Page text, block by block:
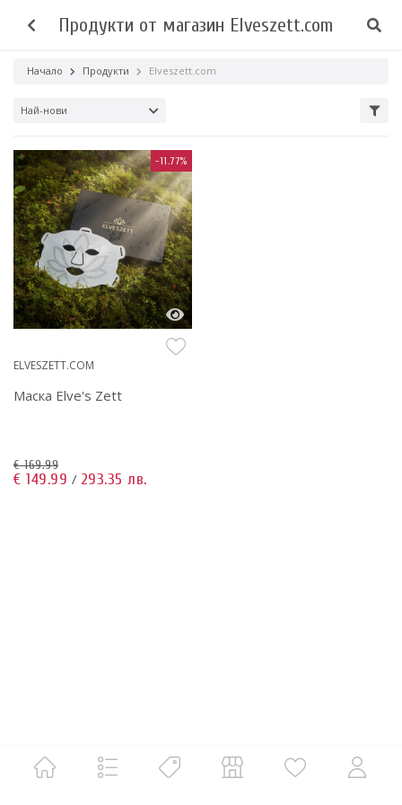
Начало Продукти Elveszett.com
Продукти от магазин Elveszett.com
Най-нови
-11.77%
ELVESZETT.COM
Маска Elve's Zett
€ 169.99
€ 149.99 / 293.35 лв.